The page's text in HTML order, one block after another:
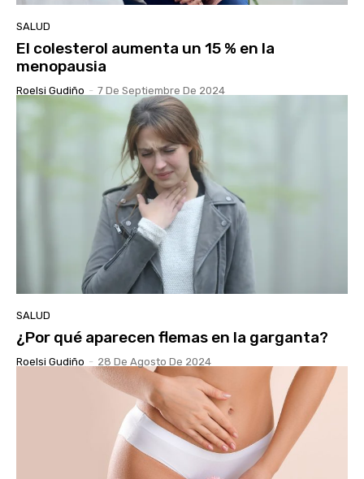
SALUD
El colesterol aumenta un 15 % en la
menopausia
Roelsi Gudiño - 7 De Septiembre De 2024
SALUD
¿Por qué aparecen flemas en la garganta?
Roelsi Gudiño - 28 De Agosto De 2024